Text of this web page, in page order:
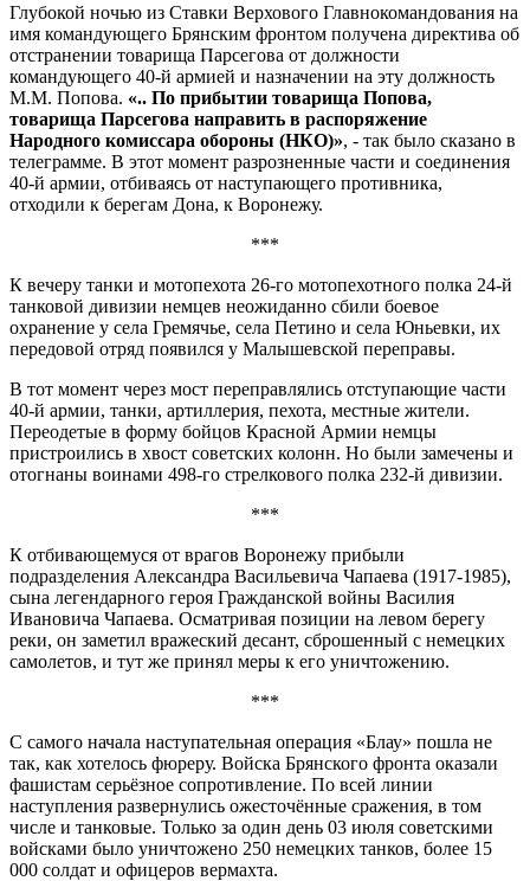
Глубокой ночью из Ставки Верхового Главнокомандования на
имя командующего Брянским фронтом получена директива об
отстранении товарища Парсегова от должности
командующего 40-й армией и назначении на эту должность
М.М. Попова. «.. По прибытии товарища Попова,
товарища Парсегова направить в распоряжение
Народного комиссара обороны (НКО)», - так было сказано в
телеграмме. В этот момент разрозненные части и соединения
40-й армии, отбиваясь от наступающего противника,
отходили к берегам Дона, к Воронежу.
***
К вечеру танки и мотопехота 26-го мотопехотного полка 24-й
танковой дивизии немцев неожиданно сбили боевое
охранение у села Гремячье, села Петино и села Юньевки, их
передовой отряд появился у Малышевской переправы.
В тот момент через мост переправлялись отступающие части
40-й армии, танки, артиллерия, пехота, местные жители.
Переодетые в форму бойцов Красной Армии немцы
пристроились в хвост советских колонн. Но были замечены и
отогнаны воинами 498-го стрелкового полка 232-й дивизии.
***
К отбивающемуся от врагов Воронежу прибыли
подразделения Александра Васильевича Чапаева (1917-1985),
сына легендарного героя Гражданской войны Василия
Ивановича Чапаева. Осматривая позиции на левом берегу
реки, он заметил вражеский десант, сброшенный с немецких
самолетов, и тут же принял меры к его уничтожению.
***
С самого начала наступательная операция «Блау» пошла не
так, как хотелось фюреру. Войска Брянского фронта оказали
фашистам серьёзное сопротивление. По всей линии
наступления развернулись ожесточённые сражения, в том
числе и танковые. Только за один день 03 июля советскими
войсками было уничтожено 250 немецких танков, более 15
000 солдат и офицеров вермахта.